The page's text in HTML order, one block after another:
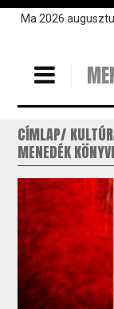
UgrásMa 2026
CÍMLAP
MENEDÉK